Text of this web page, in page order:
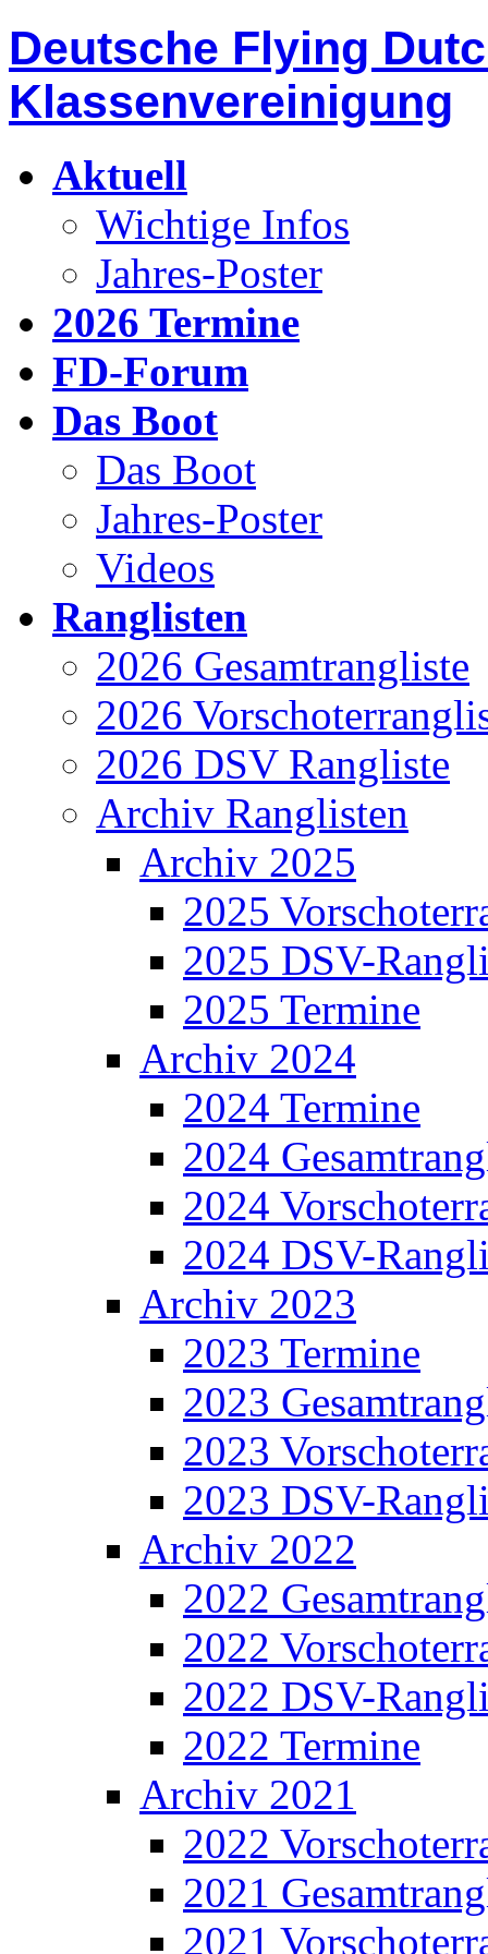
Deutsche Flying
Klassenvereinigung
Aktuell
Wichtige Infos
Jahres-Poster
2026 Termine
FD-Forum
Das Boot
Das Boot
Jahres-Poster
Videos
Ranglisten
2026 Gesamtrangliste
2026
2026 DSV Rangliste
Archiv Ranglisten
Archiv 2025
2025
2025 DSV-
2025 Termine
Archiv 2024
2024 Termine
2024
2024
2024 DSV-
Archiv 2023
2023 Termine
2023
2023
2023 DSV-
Archiv 2022
2022
2022
2022 DSV-
2022 Termine
Archiv 2021
2022
2021
2021